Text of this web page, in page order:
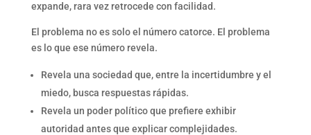
expande, rara vez retrocede con facilidad.
El problema no es solo el número catorce. El problema
es lo que ese número revela.
Revela una sociedad que, entre la incertidumbre y el
miedo, busca respuestas rápidas.
Revela un poder político que prefiere exhibir
autoridad antes que explicar complejidades.